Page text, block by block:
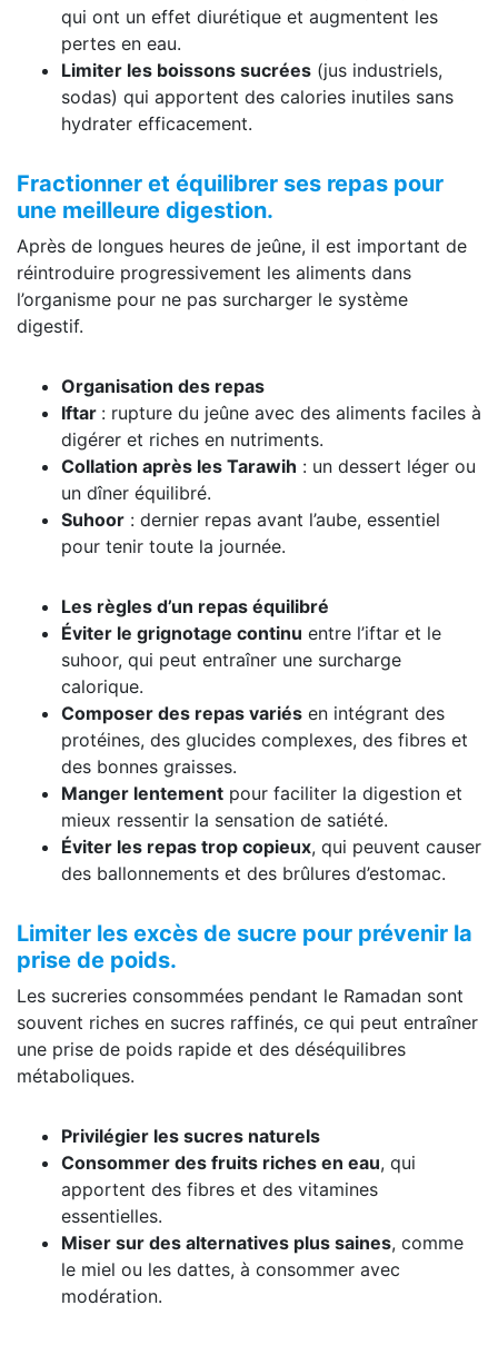
qui ont un effet diurétique et augmentent les
pertes en eau.
Limiter les boissons sucrées (jus industriels,
sodas) qui apportent des calories inutiles sans
hydrater efficacement.
Fractionner et équilibrer ses repas pour
une meilleure digestion.
Après de longues heures de jeûne, il est important de
réintroduire progressivement les aliments dans
l’organisme pour ne pas surcharger le système
digestif.
Organisation des repas
Iftar : rupture du jeûne avec des aliments faciles à
digérer et riches en nutriments.
Collation après les Tarawih : un dessert léger ou
un dîner équilibré.
Suhoor : dernier repas avant l’aube, essentiel
pour tenir toute la journée.
Les règles d’un repas équilibré
Éviter le grignotage continu entre l’iftar et le
suhoor, qui peut entraîner une surcharge
calorique.
Composer des repas variés en intégrant des
protéines, des glucides complexes, des fibres et
des bonnes graisses.
Manger lentement pour faciliter la digestion et
mieux ressentir la sensation de satiété.
Éviter les repas trop copieux, qui peuvent causer
des ballonnements et des brûlures d’estomac.
Limiter les excès de sucre pour prévenir la
prise de poids.
Les sucreries consommées pendant le Ramadan sont
souvent riches en sucres raffinés, ce qui peut entraîner
une prise de poids rapide et des déséquilibres
métaboliques.
Privilégier les sucres naturels
Consommer des fruits riches en eau, qui
apportent des fibres et des vitamines
essentielles.
Miser sur des alternatives plus saines, comme
le miel ou les dattes, à consommer avec
modération.